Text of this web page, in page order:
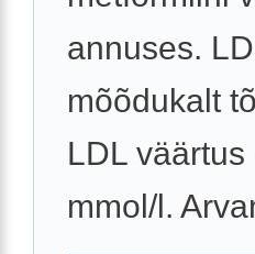
annuses.
mõõdukalt
LDL
mmol/l.